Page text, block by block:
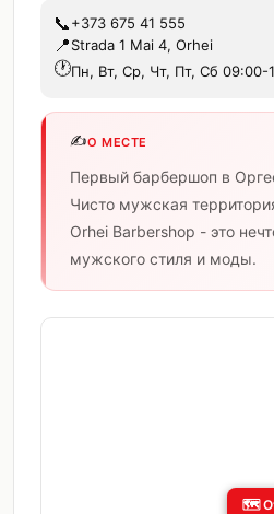
📞+373 675 41 555
📍Strada 1 Mai 4, Orhei
🕐Пн, Вт, Ср, Чт, Пт, Сб 09:00-
✍️О МЕСТЕ
Первый барбершоп в
Чисто мужская
Orhei Barbershop - это
мужского стиля и моды.
🗺️